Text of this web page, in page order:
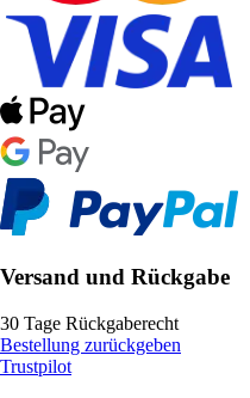
Versand und Rückgabe
30 Tage Rückgaberecht
Bestellung zurückgeben
Trustpilot